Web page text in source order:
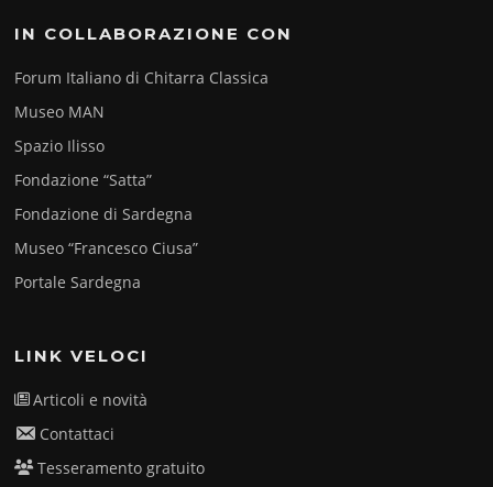
IN COLLABORAZIONE CON
Forum Italiano di Chitarra Classica
Museo MAN
Spazio Ilisso
Fondazione “Satta”
Fondazione di Sardegna
Museo “Francesco Ciusa”
Portale Sardegna
LINK VELOCI
Articoli e novità
Contattaci
Tesseramento gratuito